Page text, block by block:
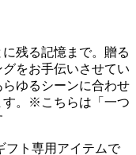
残る記憶まで。贈る
をお手伝いさせてい
ゆるシーンに合わせ
す。※こちらは「一つ
フト専用アイテムで